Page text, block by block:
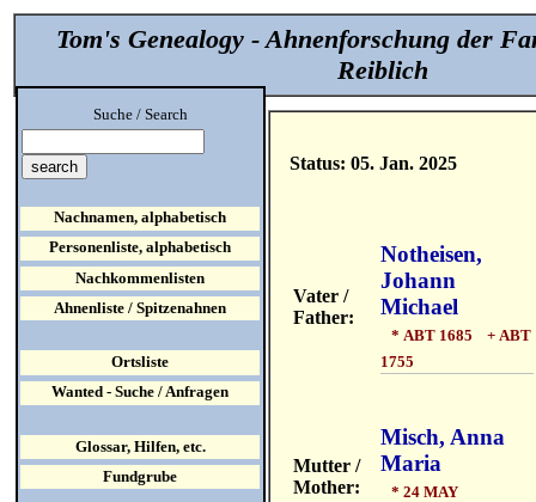
Tom's Genealogy - Ahnenforschung der
Reiblich
Status: 05. Jan. 2025
Vater /
Father:
Notheisen,
Johann
Michael
* ABT 1685 + ABT
1755
Mutter /
Mother:
Misch, Anna
Maria
* 24 MAY
Suche / Search
Nachnamen, alphabetisch
Personenliste, alphabetisch
Nachkommenlisten
Ahnenliste / Spitzenahnen
Ortsliste
Wanted - Suche / Anfragen
Glossar, Hilfen, etc.
Fundgrube